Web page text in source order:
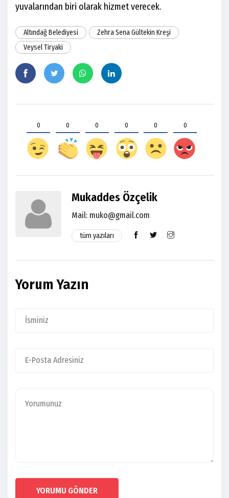
yuvalarından biri olarak hizmet verecek.
Altındağ Belediyesi
Zehra Sena Gültekin Kreşi
Veysel Tiryaki
0 0 0 0 0 0
Mukaddes Özçelik
Mail: muko@gmail.com
tüm yazıları
Yorum Yazın
YORUMU GÖNDER